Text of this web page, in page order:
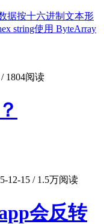
据按十六进制文本形
string使用 ByteArray
/1804阅读
12-15 /1.5万阅读
会反转